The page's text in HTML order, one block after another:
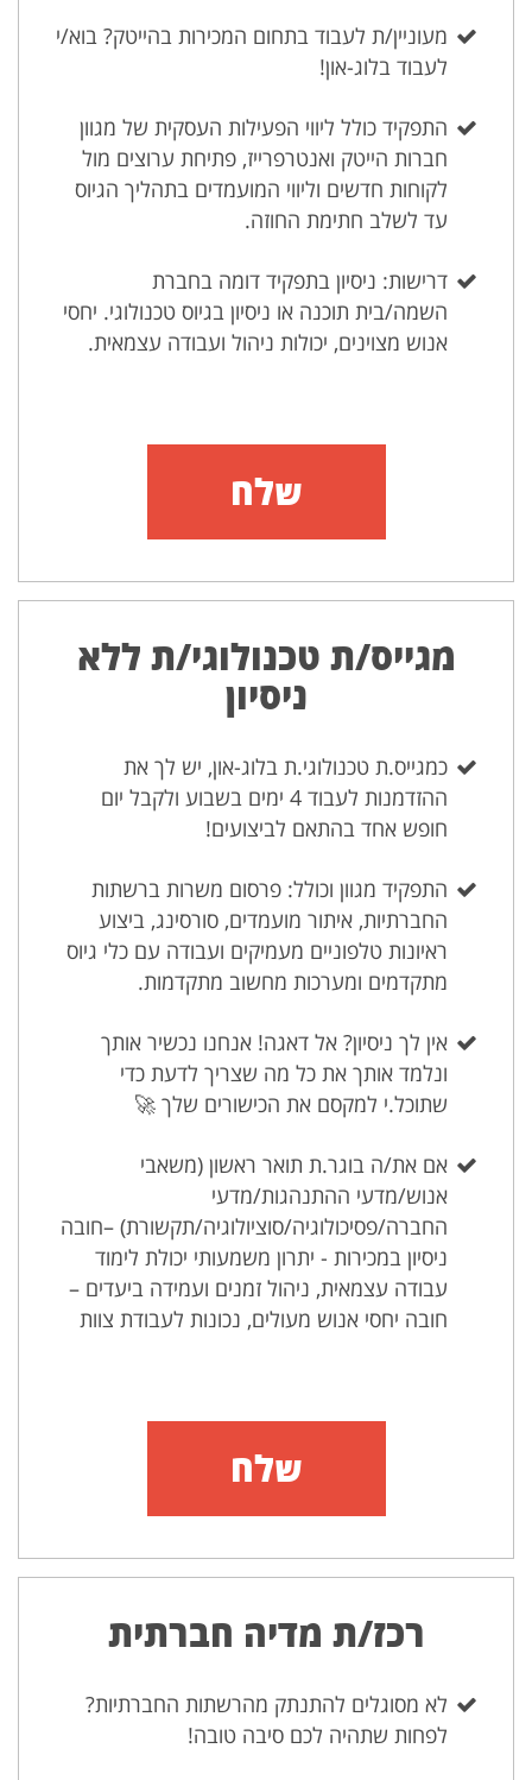
מעוניין/ת לעבוד בתחום המכירות בהייטק? בוא/י
לעבוד בלוג-און!
התפקיד כולל ליווי הפעילות העסקית של מגוון
חברות הייטק ואנטרפרייז, פתיחת ערוצים מול
לקוחות חדשים וליווי המועמדים בתהליך הגיוס
עד לשלב חתימת החוזה.
דרישות: ניסיון בתפקיד דומה בחברת
השמה/בית תוכנה או ניסיון בגיוס טכנולוגי. יחסי
אנוש מצוינים, יכולות ניהול ועבודה עצמאית.
שלח
מגייס/ת טכנולוגי/ת ללא
ניסיון
כמגייס.ת טכנולוגי.ת בלוג-און, יש לך את
ההזדמנות לעבוד 4 ימים בשבוע ולקבל יום
חופש אחד בהתאם לביצועים!
התפקיד מגוון וכולל: פרסום משרות ברשתות
החברתיות, איתור מועמדים, סורסינג, ביצוע
ראיונות טלפוניים מעמיקים ועבודה עם כלי גיוס
מתקדמים ומערכות מחשוב מתקדמות.
אין לך ניסיון? אל דאגה! אנחנו נכשיר אותך
ונלמד אותך את כל מה שצריך לדעת כדי
שתוכל.י למקסם את הכישורים שלך 🚀
אם את/ה בוגר.ת תואר ראשון (משאבי
אנוש/מדעי ההתנהגות/מדעי
החברה/פסיכולוגיה/סוציולוגיה/תקשורת) –חובה
ניסיון במכירות - יתרון משמעותי יכולת לימוד
עבודה עצמאית, ניהול זמנים ועמידה ביעדים –
חובה יחסי אנוש מעולים, נכונות לעבודת צוות
שלח
רכז/ת מדיה חברתית
לא מסוגלים להתנתק מהרשתות החברתיות?
לפחות שתהיה לכם סיבה טובה!